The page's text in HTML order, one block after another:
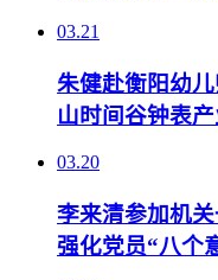
03.21
朱健赴衡阳幼
山时间谷钟表
03.20
李来清参加机关
强化党员“八个